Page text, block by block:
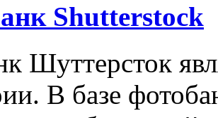
Shutterstock
Шуттерсток
В базе